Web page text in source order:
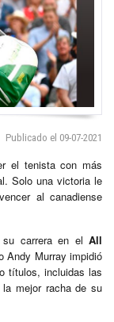
Publicado el 09-07-2021
el tenista con más
Solo una victoria le
al canadiense
carrera en el All
Andy Murray impidió
títulos, incluidas las
mejor racha de su